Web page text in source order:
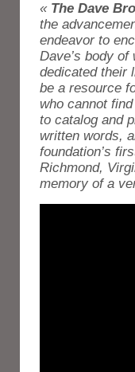
« The Dave
the
endeavor to
Dave’s body
dedicated their
be a resource
who cannot
to catalog and
written words,
foundation’s
Richmond,
memory of a